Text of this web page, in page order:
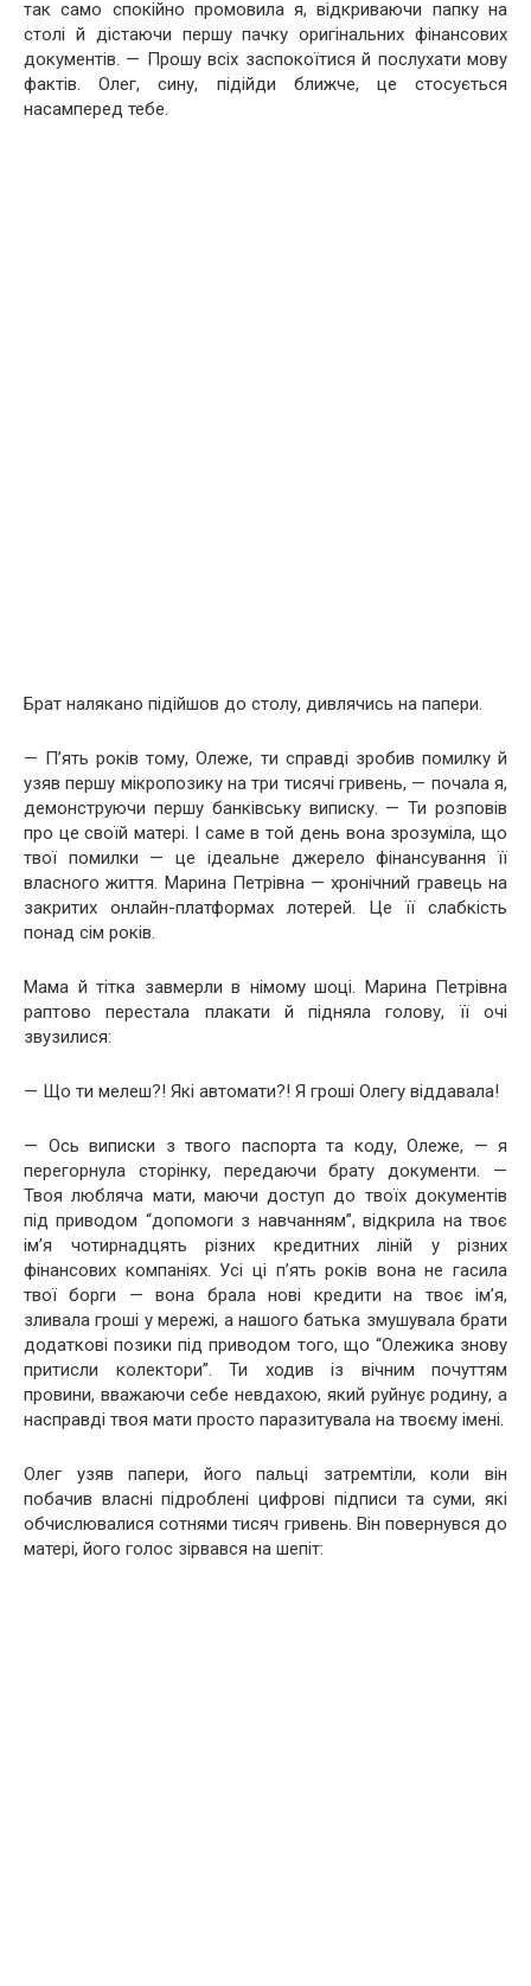
так само спокійно промовила я, відкриваючи папку на
столі й дістаючи першу пачку оригінальних фінансових
документів. — Прошу всіх заспокоїтися й послухати мову
фактів. Олег, сину, підійди ближче, це стосується
насамперед тебе.
Брат налякано підійшов до столу, дивлячись на папери.
— П’ять років тому, Олеже, ти справді зробив помилку й
узяв першу мікропозику на три тисячі гривень, — почала я,
демонструючи першу банківську виписку. — Ти розповів
про це своїй матері. І саме в той день вона зрозуміла, що
твої помилки — це ідеальне джерело фінансування її
власного життя. Марина Петрівна — хронічний гравець на
закритих онлайн-платформах лотерей. Це її слабкість
понад сім років.
Мама й тітка завмерли в німому шоці. Марина Петрівна
раптово перестала плакати й підняла голову, її очі
звузилися:
— Що ти мелеш?! Які автомати?! Я гроші Олегу віддавала!
— Ось виписки з твого паспорта та коду, Олеже, — я
перегорнула сторінку, передаючи брату документи. —
Твоя любляча мати, маючи доступ до твоїх документів
під приводом “допомоги з навчанням”, відкрила на твоє
ім’я чотирнадцять різних кредитних ліній у різних
фінансових компаніях. Усі ці п’ять років вона не гасила
твої борги — вона брала нові кредити на твоє ім’я,
зливала гроші у мережі, а нашого батька змушувала брати
додаткові позики під приводом того, що “Олежика знову
притисли колектори”. Ти ходив із вічним почуттям
провини, вважаючи себе невдахою, який руйнує родину, а
насправді твоя мати просто паразитувала на твоєму імені.
Олег узяв папери, його пальці затремтіли, коли він
побачив власні підроблені цифрові підписи та суми, які
обчислювалися сотнями тисяч гривень. Він повернувся до
матері, його голос зірвався на шепіт: